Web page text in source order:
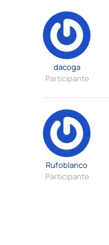
dacoga
Participante
Rufoblanco
Participante